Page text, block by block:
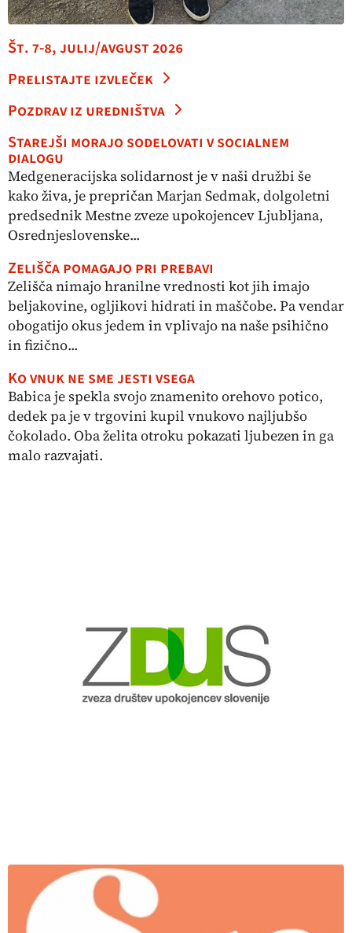
Št. 7-8, julij/avgust 2026
Prelistajte izvleček
Pozdrav iz uredništva
Starejši morajo sodelovati v socialnem
dialogu
Medgeneracijska solidarnost je v naši družbi še
kako živa, je prepričan Marjan Sedmak, dolgoletni
predsednik Mestne zveze upokojencev Ljubljana,
Osrednjeslovenske...
Zelišča pomagajo pri prebavi
Zelišča nimajo hranilne vrednosti kot jih imajo
beljakovine, ogljikovi hidrati in maščobe. Pa vendar
obogatijo okus jedem in vplivajo na naše psihično
in fizično...
Ko vnuk ne sme jesti vsega
Babica je spekla svojo znamenito orehovo potico,
dedek pa je v trgovini kupil vnukovo najljubšo
čokolado. Oba želita otroku pokazati ljubezen in ga
malo razvajati.